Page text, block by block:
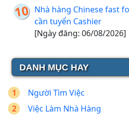
Nhà hàng Chinese fast
cần tuyển Cashier
[Ngày đăng: 06/08/2026]
DANH MỤC HAY
Người Tìm Việc
Việc Làm Nhà Hàng